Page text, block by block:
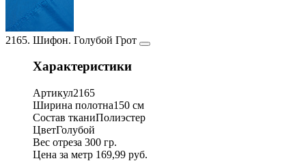
2165. Шифон. Голубой Грот
Характеристики
Артикул2165
Ширина полотна150 см
Состав тканиПолиэстер
ЦветГолубой
Вес отреза 300 гр.
Цена за метр 169,99 руб.